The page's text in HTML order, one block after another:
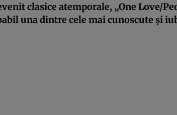
clasice atemporale, „One Love/
una dintre cele mai cunoscute și